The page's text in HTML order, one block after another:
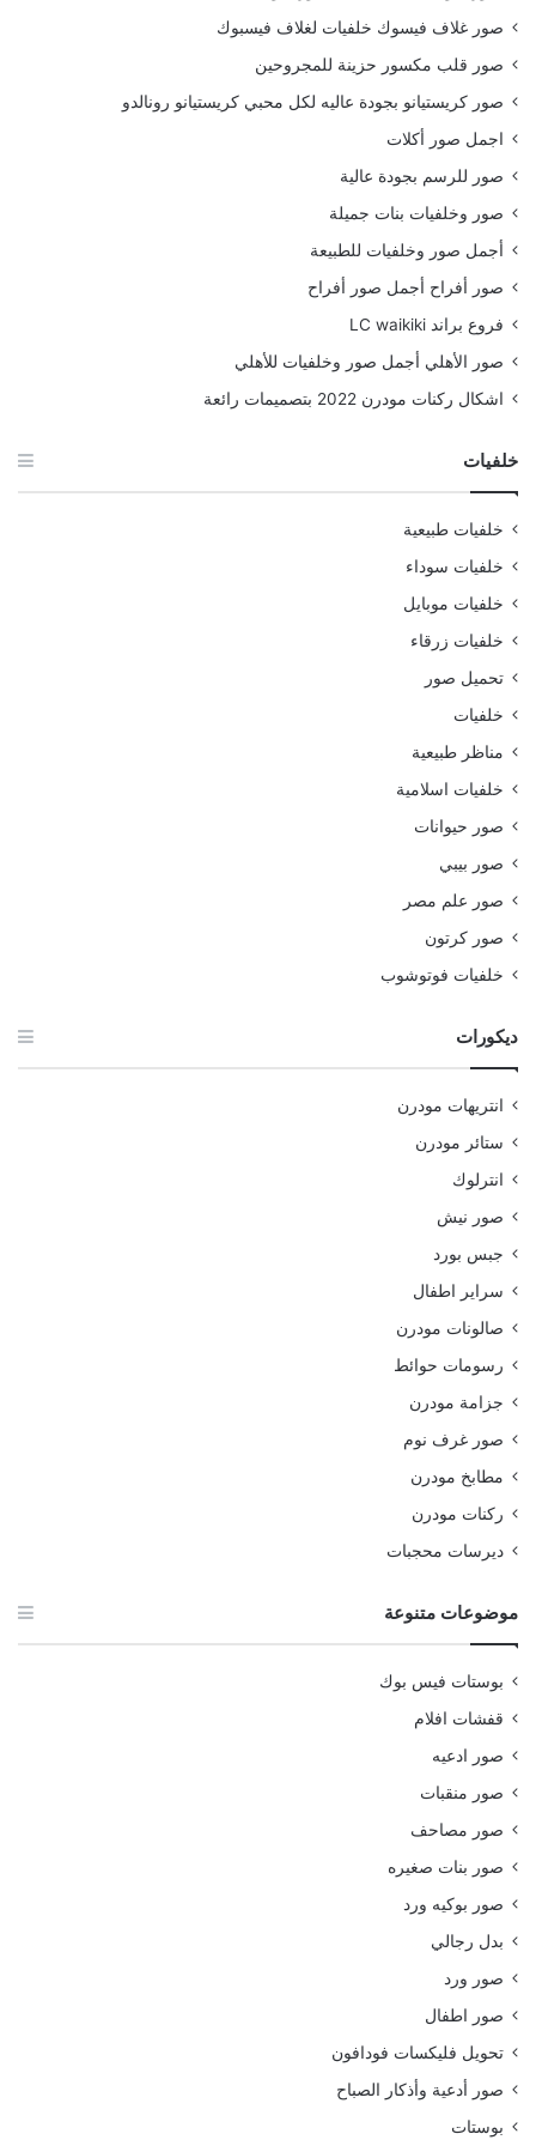
صور غلاف فيسوك خلفيات لغلاف فيسبوك
صور قلب مكسور حزينة للمجروحين
صور كريستيانو بجودة عاليه لكل محبي كريستيانو رونالدو
اجمل صور أكلات
صور للرسم بجودة عالية
صور وخلفيات بنات جميلة
أجمل صور وخلفيات للطبيعة
صور أفراح أجمل صور أفراح
فروع براند LC waikiki
صور الأهلي أجمل صور وخلفيات للأهلي
اشكال ركنات مودرن 2022 بتصميمات رائعة
خلفيات
خلفيات طبيعية
خلفيات سوداء
خلفيات موبايل
خلفيات زرقاء
تحميل صور
خلفيات
مناظر طبيعية
خلفيات اسلامية
صور حيوانات
صور بيبي
صور علم مصر
صور كرتون
خلفيات فوتوشوب
ديكورات
انتريهات مودرن
ستائر مودرن
انترلوك
صور نيش
جبس بورد
سراير اطفال
صالونات مودرن
رسومات حوائط
جزامة مودرن
صور غرف نوم
مطابخ مودرن
ركنات مودرن
ديرسات محجبات
موضوعات متنوعة
بوستات فيس بوك
قفشات افلام
صور ادعيه
صور منقبات
صور مصاحف
صور بنات صغيره
صور بوكيه ورد
بدل رجالي
صور ورد
صور اطفال
تحويل فليكسات فودافون
صور أدعية وأذكار الصباح
بوستات